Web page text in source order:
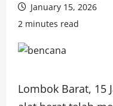
January 15, 2026
2 minutes read
Lombok Barat, 15